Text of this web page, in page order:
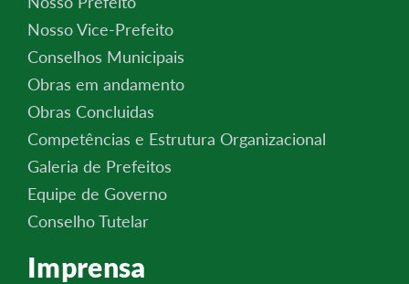
Nosso Vice-Prefeito
Conselhos Municipais
Obras em andamento
Obras Concluidas
Competências e Estrutura Organizacional
Galeria de Prefeitos
Equipe de Governo
Conselho Tutelar
Imprensa